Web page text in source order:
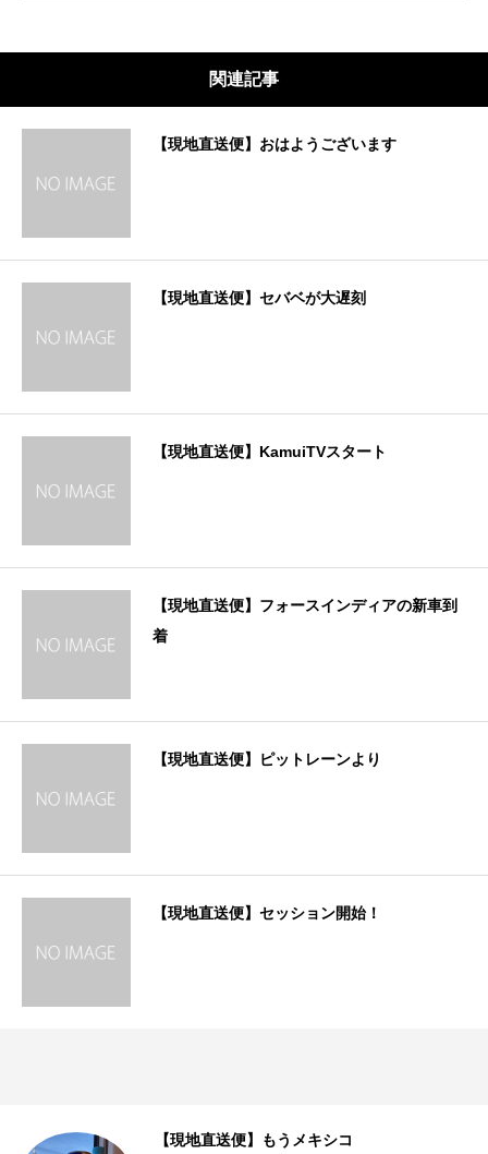
関連記事
【現地直送便】おはようございます
【現地直送便】セバベが大遅刻
【現地直送便】KamuiTVスタート
【現地直送便】フォースインディアの新車到
着
【現地直送便】ピットレーンより
【現地直送便】セッション開始！
【現地直送便】もうメキシコ